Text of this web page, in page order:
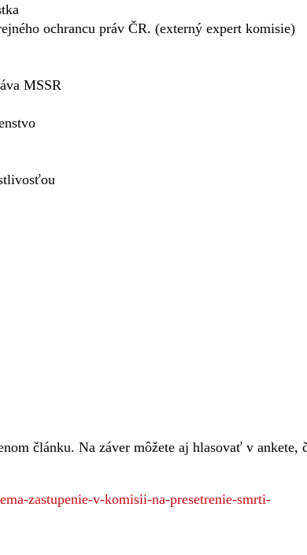
ochrancu práv ČR. (externý expert komisie)
MSSR
článku. Na záver môžete aj hlasovať v ankete,
zastupenie-v-komisii-na-presetrenie-smrti-